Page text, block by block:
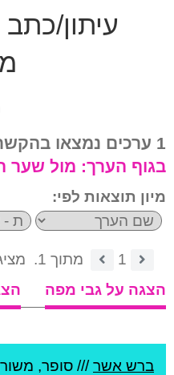
עיתון/
1 ערכים נמצאו בהקשר לנושא:
בגוף הערך: מול שער
מיון תוצאות לפי:
1 מתוך 1.
מציג 1
הצגה על גבי מפה
ברש אשר/// סופר,